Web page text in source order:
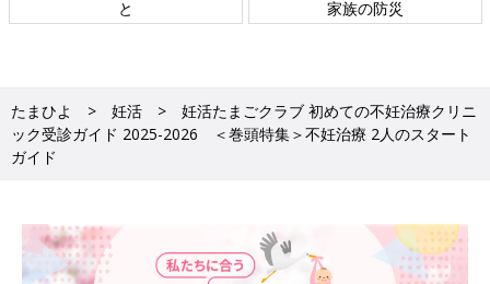
たまひよ 妊活
妊活たまごクラブ 初めての不妊治療クリニ
ック受診ガイド 2025-2026 ＜巻頭特集＞不妊治療 2人のスタート
ガイド